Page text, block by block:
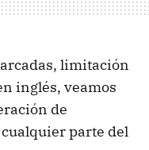
limitación
inglés, veamos
de
parte del